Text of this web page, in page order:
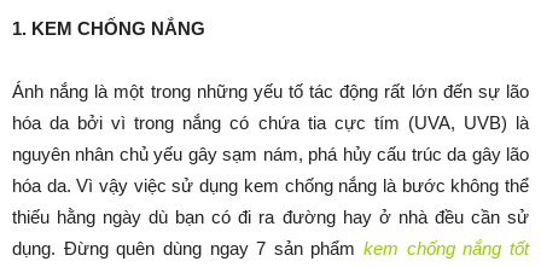
1. KEM CHỐNG NẮNG
Ánh nắng là một trong những yếu tố tác động rất lớn đến sự lão
hóa da bởi vì trong nắng có chứa tia cực tím (UVA, UVB) là
nguyên nhân chủ yếu gây sạm nám, phá hủy cấu trúc da gây lão
hóa da. Vì vậy việc sử dụng kem chống nắng là bước không thể
thiếu hằng ngày dù bạn có đi ra đường hay ở nhà đều cần sử
dụng. Đừng quên dùng ngay 7 sản phẩmkem chống nắng tốt